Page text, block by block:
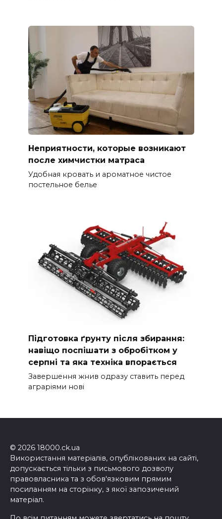
Неприятности, которые возникают
после химчистки матраса
Удобная кровать и ароматное чистое
постельное белье
Підготовка ґрунту після збирання:
навіщо поспішати з обробітком у
серпні та яка техніка впорається
Завершення жнив одразу ставить перед
аграріями нові
© 2026 18000.ck.ua
Використання матеріалів, опублікованих на сайті,
допускається тільки з письмового дозволу
правовласника та з обов'язковим прямим
посиланням на сторінку, з якої запозичений
матеріал.